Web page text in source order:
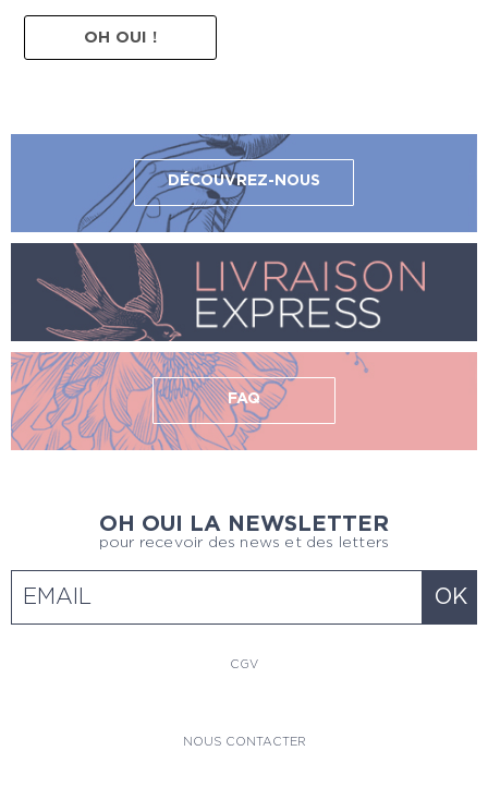
OH OUI !
DÉCOUVREZ-NOUS
FAQ
OH OUI LA NEWSLETTER
pour recevoir des news et des letters
CGV
NOUS CONTACTER